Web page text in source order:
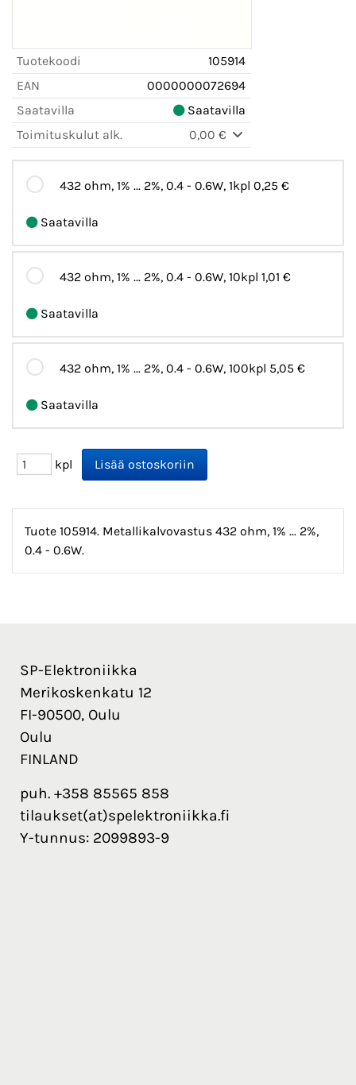
Tuotekoodi
105914
EAN
0000000072694
Saatavilla
Saatavilla
Toimituskulut alk.
0,00 €
432 ohm, 1% ... 2%, 0.4 - 0.6W, 1kpl 0,25 €
Saatavilla
432 ohm, 1% ... 2%, 0.4 - 0.6W, 10kpl 1,01 €
Saatavilla
432 ohm, 1% ... 2%, 0.4 - 0.6W, 100kpl 5,05 €
Saatavilla
kpl
Tuote 105914. Metallikalvovastus 432 ohm, 1% ... 2%,
0.4 - 0.6W.
SP-Elektroniikka
Merikoskenkatu 12
FI-90500, Oulu
Oulu
FINLAND
puh. +358 85565 858
tilaukset(at)spelektroniikka.fi
Y-tunnus: 2099893-9